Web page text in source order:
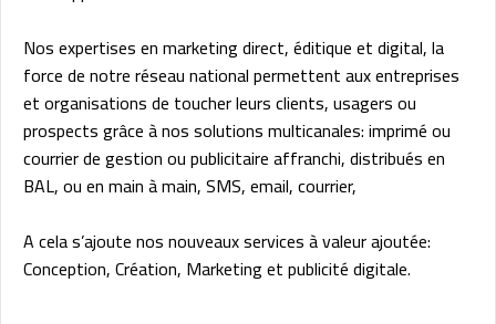
Nos expertises en marketing direct, éditique et digital, la
force de notre réseau national permettent aux entreprises
et organisations de toucher leurs clients, usagers ou
prospects grâce à nos solutions multicanales: imprimé ou
courrier de gestion ou publicitaire affranchi, distribués en
BAL, ou en main à main, SMS, email, courrier,
A cela s’ajoute nos nouveaux services à valeur ajoutée:
Conception, Création, Marketing et publicité digitale.